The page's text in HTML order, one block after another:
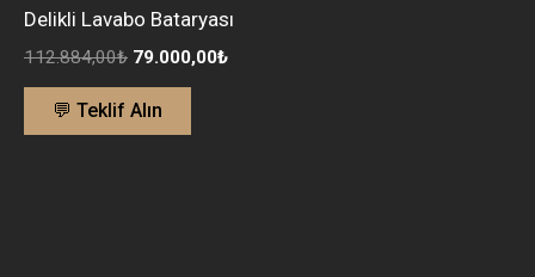
Delikli Lavabo Bataryası
112.884,00₺ 79.000,00₺
💬 Teklif Alın